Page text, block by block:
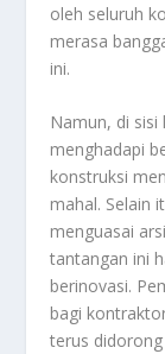
oleh seluruh
merasa
ini.
Namun, di
menghadapi
konstruksi
mahal. Selain
menguasai
tantangan ini
berinovasi.
bagi
terus